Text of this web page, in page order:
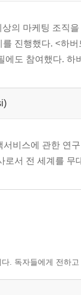
의 마케팅 조직
진행했다. <하
에도 참여했다.
서비스에 관한 연
로서 전 세계를 무
. 독자들에게 전하